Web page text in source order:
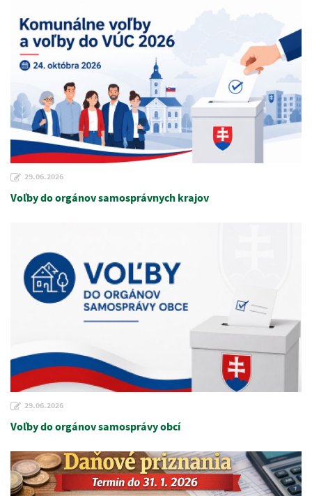
29.06.2026
Voľby do orgánov samosprávnych krajov
29.06.2026
Voľby do orgánov samosprávy obcí